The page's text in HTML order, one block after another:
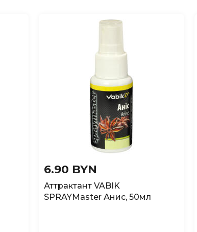
6.90 BYN
Аттрактант VABIK
SPRAYMaster Анис, 50мл